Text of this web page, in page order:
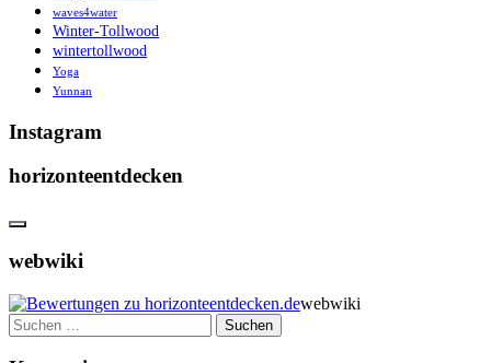
waves4water
Winter-Tollwood
wintertollwood
Yoga
Yunnan
Instagram
horizonteentdecken
webwiki
webwiki
Suchen
nach: